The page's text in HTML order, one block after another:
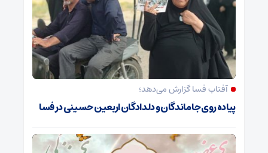
آفتاب فسا گزارش می‌دهد؛
پیاده روی جاماندگان و دلدادگان اربعین حسینی در فسا